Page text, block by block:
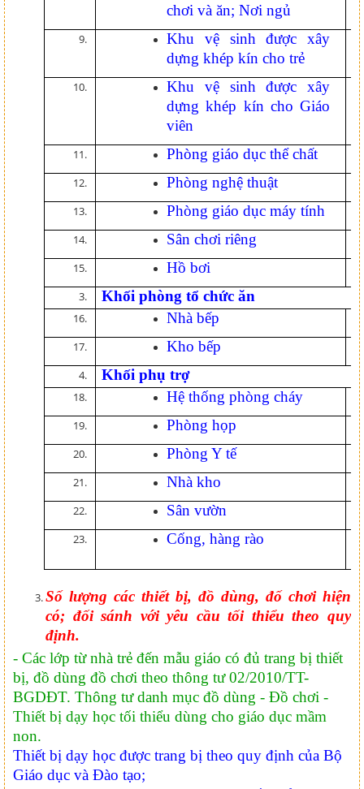
chơi và ăn; Nơi ngủ
Khu vệ sinh được xây
dựng khép kín cho trẻ
Khu vệ sinh được xây
dựng khép kín cho Giáo
viên
Phòng giáo dục thể chất
Phòng nghệ thuật
Phòng giáo dục máy tính
Sân chơi riêng
Hồ bơi
Khối phòng tổ chức ăn
Nhà bếp
Kho bếp
Khối phụ trợ
Hệ thống phòng cháy
Phòng họp
Phòng Y tế
Nhà kho
Sân vườn
Cống, hàng rào
Số lượng các thiết bị, đồ dùng, đố chơi hiện
có; đối sánh với yêu cầu tối thiểu theo quy
định.
- Các lớp từ nhà trẻ đến mẫu giáo có đủ trang bị thiết
bị, đồ dùng đồ chơi theo thông tư 02/2010/TT-
BGDĐT. Thông tư danh mục đồ dùng - Đồ chơi -
Thiết bị dạy học tối thiểu dùng cho giáo dục mầm
non.
Thiết bị dạy học được trang bị theo quy định của Bộ
Giáo dục và Đào tạo;